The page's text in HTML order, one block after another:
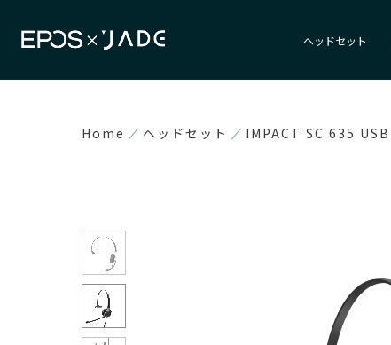
ヘッドセット
Home ヘッドセット IMPACT SC 635 USB